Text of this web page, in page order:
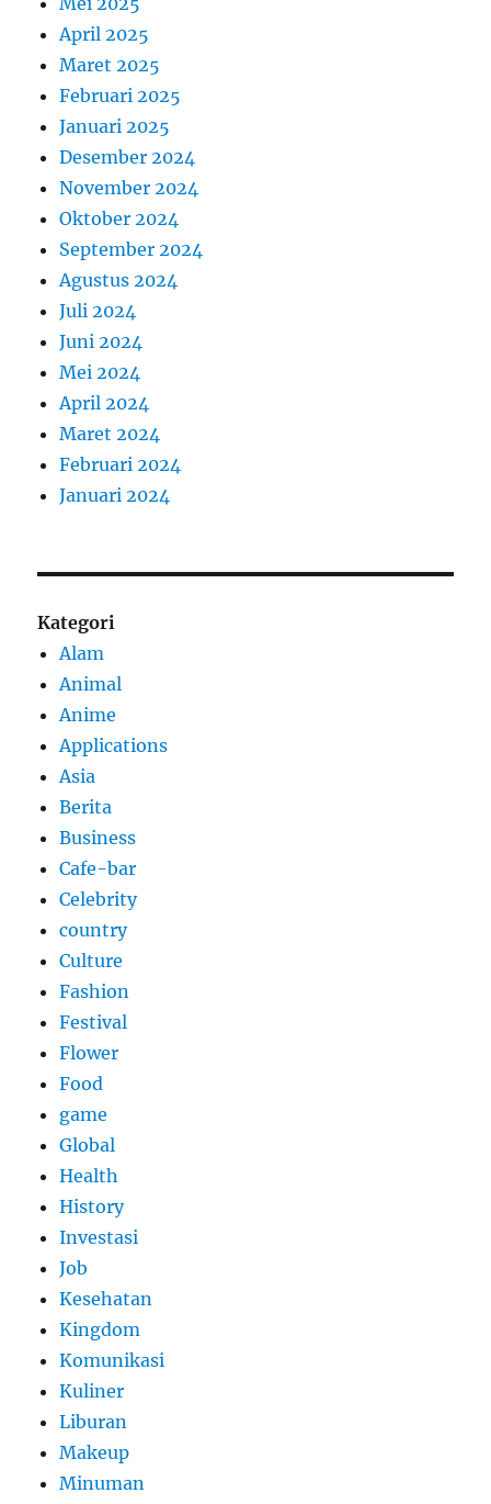
April 2025
Maret 2025
Februari 2025
Januari 2025
Desember 2024
November 2024
Oktober 2024
September 2024
Agustus 2024
Juli 2024
Juni 2024
Mei 2024
April 2024
Maret 2024
Februari 2024
Januari 2024
Kategori
Alam
Animal
Anime
Applications
Asia
Berita
Business
Cafe-bar
Celebrity
country
Culture
Fashion
Festival
Flower
Food
game
Global
Health
History
Investasi
Job
Kesehatan
Kingdom
Komunikasi
Kuliner
Liburan
Makeup
Minuman